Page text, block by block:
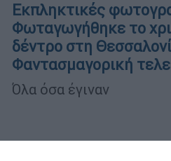
Εκπληκτικές
Φωταγωγήθηκε το
δέντρο στη
Φαντασμαγορική
Όλα όσα έγιναν